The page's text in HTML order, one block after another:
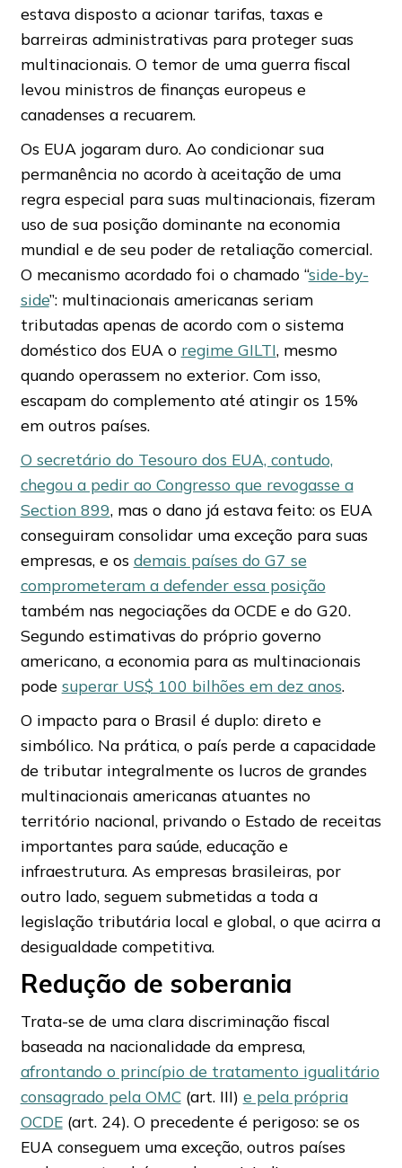
estava disposto a acionar tarifas, taxas e
barreiras administrativas para proteger suas
multinacionais. O temor de uma guerra fiscal
levou ministros de finanças europeus e
canadenses a recuarem.
Os EUA jogaram duro. Ao condicionar sua
permanência no acordo à aceitação de uma
regra especial para suas multinacionais, fizeram
uso de sua posição dominante na economia
mundial e de seu poder de retaliação comercial.
O mecanismo acordado foi o chamado “side-by-
side”: multinacionais americanas seriam
tributadas apenas de acordo com o sistema
doméstico dos EUA o regime GILTI, mesmo
quando operassem no exterior. Com isso,
escapam do complemento até atingir os 15%
em outros países.
O secretário do Tesouro dos EUA, contudo,
chegou a pedir ao Congresso que revogasse a
Section 899, mas o dano já estava feito: os EUA
conseguiram consolidar uma exceção para suas
empresas, e os demais países do G7 se
comprometeram a defender essa posição
também nas negociações da OCDE e do G20.
Segundo estimativas do próprio governo
americano, a economia para as multinacionais
pode superar US$ 100 bilhões em dez anos.
O impacto para o Brasil é duplo: direto e
simbólico. Na prática, o país perde a capacidade
de tributar integralmente os lucros de grandes
multinacionais americanas atuantes no
território nacional, privando o Estado de receitas
importantes para saúde, educação e
infraestrutura. As empresas brasileiras, por
outro lado, seguem submetidas a toda a
legislação tributária local e global, o que acirra a
desigualdade competitiva.
Redução de soberania
Trata-se de uma clara discriminação fiscal
baseada na nacionalidade da empresa,
afrontando o princípio de tratamento igualitário
consagrado pela OMC(art. III) e pela própria
OCDE(art. 24). O precedente é perigoso: se os
EUA conseguem uma exceção, outros países